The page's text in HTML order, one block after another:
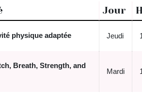
Jour
physique adaptée Jeudi
Breath, Strength, and
Mardi